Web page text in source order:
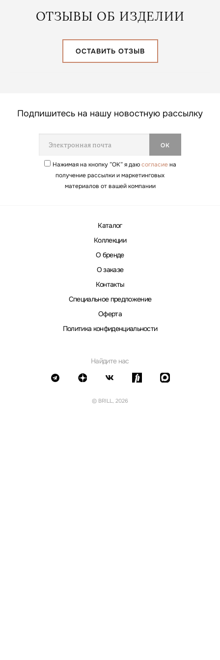
ОТЗЫВЫ ОБ ИЗДЕЛИИ
ОСТАВИТЬ ОТЗЫВ
Подпишитесь на нашу новостную рассылку
Нажимая на кнопку ”ОК” я даюсогласиена
получение рассылки и маркетинговых
материалов от вашей компании
Каталог
Коллекции
О бренде
О заказе
Контакты
Специальное предложение
Оферта
Политика конфиденциальности
Найдите нас
© BRILL, 2026